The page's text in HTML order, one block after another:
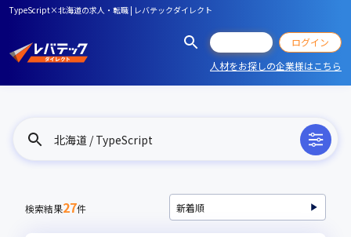
TypeScript×北海道の求人・転職 | レバテックダイレクト
ログイン
人材をお探しの企業様はこちら
北海道 / TypeScript
検索結果27件